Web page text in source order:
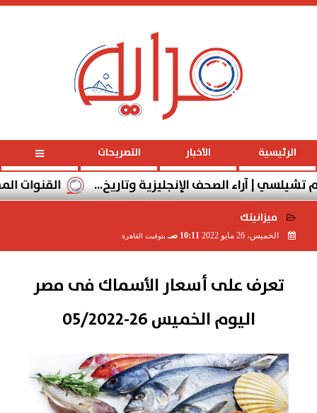
الرئيسية الأخبار التصريحات
القنوات المفتوحة | آراء الصحف الإنجليزية وتاريخ...
ميزانيتك
الخميس، 26 مايو 2022 10:11 صـ بتوقيت القاهرة
تعرف على أسعار الأسماك فى مصر
اليوم الخميس 26-05/2022